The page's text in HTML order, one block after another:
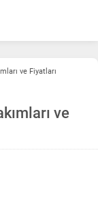
ve Fiyatları
ve